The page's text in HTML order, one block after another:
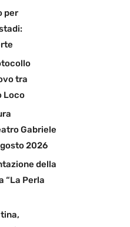
per
tra
Loco
Gabriele
2026
della
“La Perla